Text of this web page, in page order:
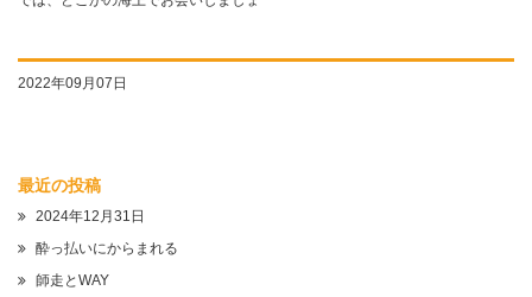
2022年09月07日
最近の投稿
2024年12月31日
酔っ払いにからまれる
師走とWAY